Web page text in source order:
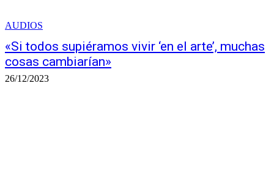
AUDIOS
«Si todos supiéramos vivir ‘en el arte’, muchas
cosas cambiarían»
26/12/2023